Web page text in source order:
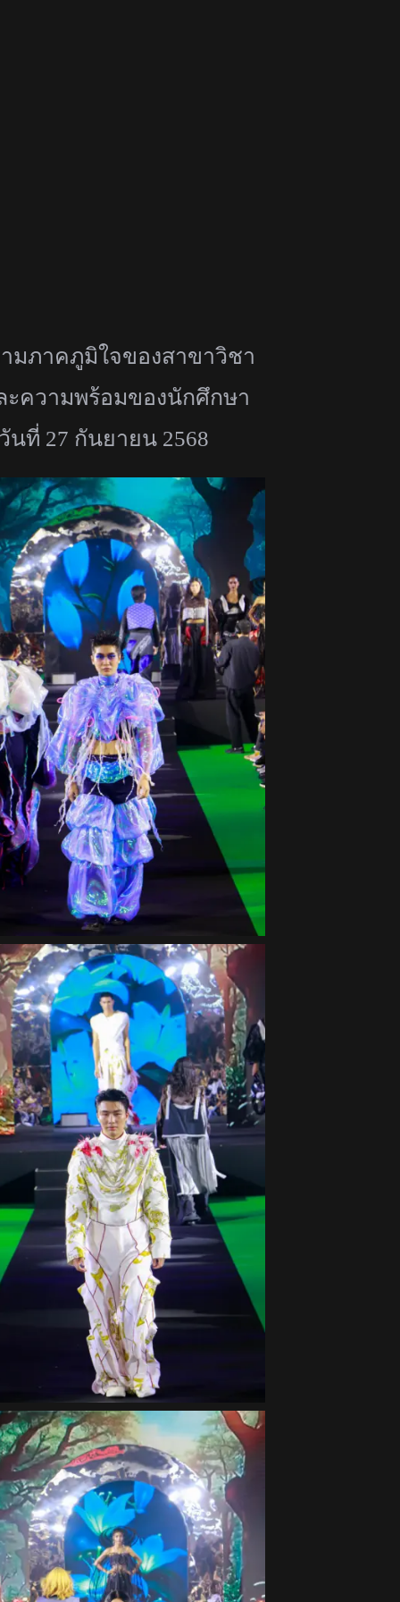
มภาคภูมิใจของสาขาวิชา
ความพร้อมของนักศึกษา
นที่ 27 กันยายน 2568